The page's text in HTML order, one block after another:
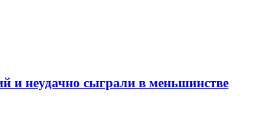
неудачно сыграли в меньшинстве